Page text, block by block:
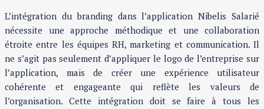
L’intégration du branding dans l’application Nibelis Salarié
nécessite une approche méthodique et une collaboration
étroite entre les équipes RH, marketing et communication. Il
ne s’agit pas seulement d’appliquer le logo de l’entreprise sur
l’application, mais de créer une expérience utilisateur
cohérente et engageante qui reflète les valeurs de
l’organisation. Cette intégration doit se faire à tous les